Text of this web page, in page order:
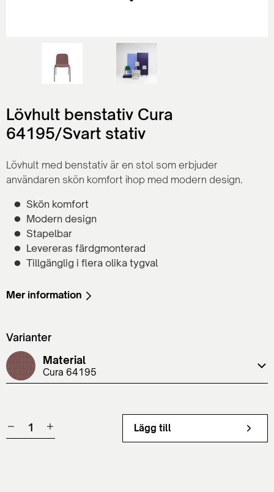
Lövhult benstativ Cura
64195/Svart stativ
Lövhult med benstativ är en stol som erbjuder
användaren skön komfort ihop med modern design.
Skön komfort
Modern design
Stapelbar
Levereras färdgmonterad
Tillgänglig i flera olika tygval
Mer information
Varianter
Material
Cura 64195
Lägg till